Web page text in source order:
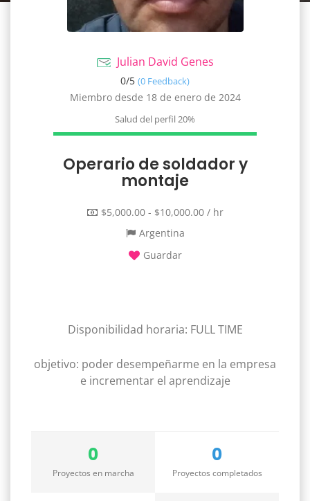
Julian David Genes
0/5 (0 Feedback)
Miembro desde 18 de enero de 2024
Salud del perfil20%
Operario de soldador y
montaje
$5,000.00 - $10,000.00 / hr
Argentina
Guardar
Disponibilidad horaria: FULL TIME
objetivo: poder desempeñarme en la empresa
e incrementar el aprendizaje
0
Proyectos en marcha
0
Proyectos completados